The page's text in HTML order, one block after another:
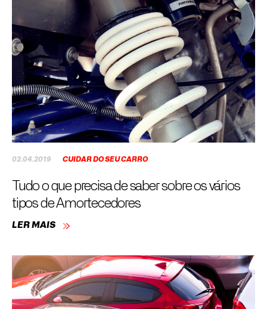
02.04.2019 CUIDAR DO SEU CARRO
Tudo o que precisa de saber sobre os vários
tipos de Amortecedores
LER MAIS